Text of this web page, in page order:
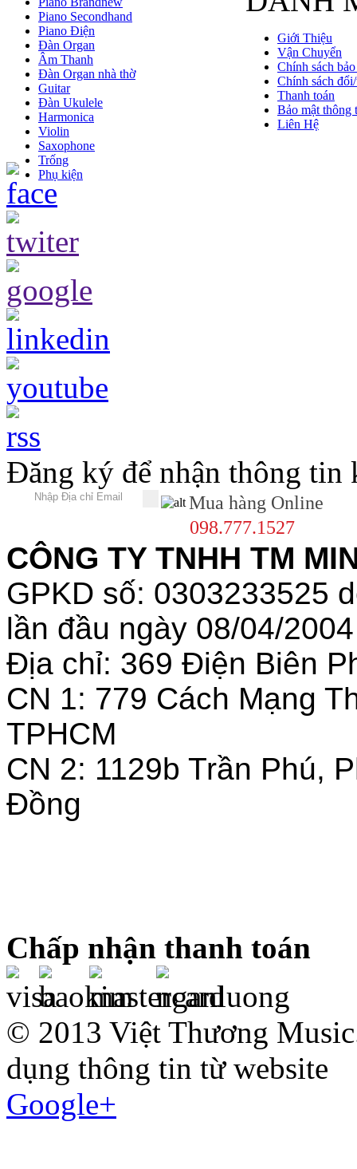
Piano Secondhand
Piano Điện
Đàn Organ
Âm Thanh
Đàn Organ nhà thờ
Guitar
Đàn Ukulele
Harmonica
Violin
Saxophone
Trống
Phụ kiện
Giới Thiệu
Vận Chuyển
Chính sách
Chính sách
Thanh toán
Bảo mật thông
Liên Hệ
Đăng ký để nhận thông tin
Mua hàng Online
098.777.1527
CÔNG TY TNHH TM
GPKD số: 0303233525
lần đầu ngày 08/04/2004
Địa chỉ: 369 Điện Biên
CN 1: 779 Cách Mạng
TPHCM
CN 2: 1129b Trần Phú,
Đồng
Chấp nhận thanh toán
© 2013 Việt Thương
dụng thông tin từ website
Google+